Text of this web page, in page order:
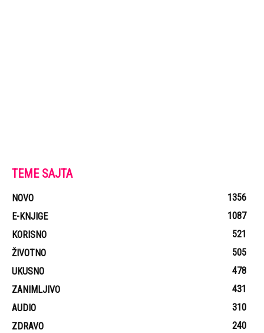
TEME SAJTA
NOVO
1356
E-KNJIGE
1087
KORISNO
521
ŽIVOTNO
505
UKUSNO
478
ZANIMLJIVO
431
AUDIO
310
ZDRAVO
240